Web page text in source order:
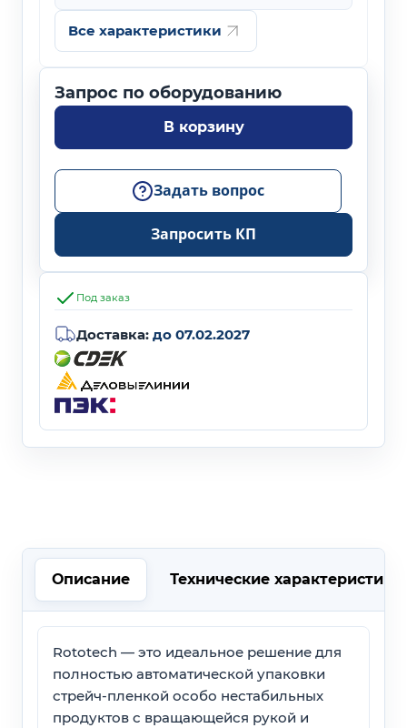
Все характеристики
В корзину
Задать вопрос
Запросить КП
Под заказ
Доставка: до 07.02.2027
Описание Технические характеристики
Rototech — это идеальное решение для
полностью автоматической упаковки
стрейч-пленкой особо нестабильных
продуктов с вращающейся рукой и